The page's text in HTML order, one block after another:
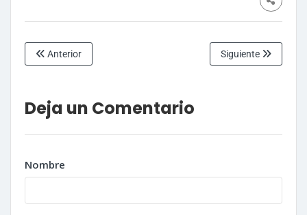
Anterior Siguiente
Deja un Comentario
Nombre